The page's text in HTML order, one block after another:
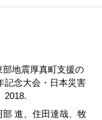
地震厚真町支援の
記念大会・日本災害
2018.
進、住田達哉、牧